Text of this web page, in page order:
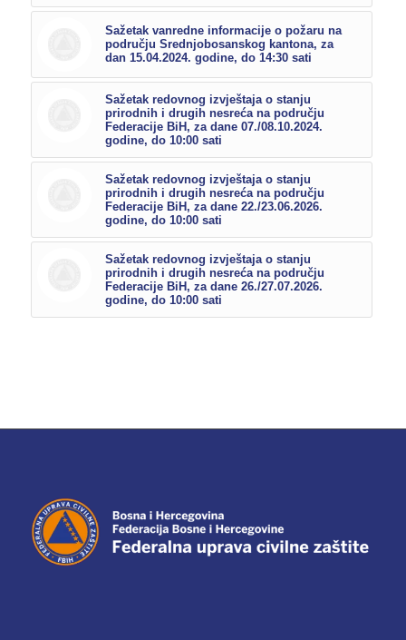
Sažetak vanredne informacije o požaru na
području Srednjobosanskog kantona, za
dan 15.04.2024. godine, do 14:30 sati
Sažetak redovnog izvještaja o stanju
prirodnih i drugih nesreća na području
Federacije BiH, za dane 07./08.10.2024.
godine, do 10:00 sati
Sažetak redovnog izvještaja o stanju
prirodnih i drugih nesreća na području
Federacije BiH, za dane 22./23.06.2026.
godine, do 10:00 sati
Sažetak redovnog izvještaja o stanju
prirodnih i drugih nesreća na području
Federacije BiH, za dane 26./27.07.2026.
godine, do 10:00 sati